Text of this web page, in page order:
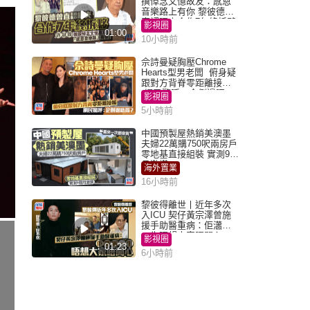
01:00
音樂路上有你 黎彼德曾
直認唔夾合作7年終拆夥
影視圈
10小時前
佘詩曼疑胸壓Chrome
Hearts型男老闆 俯身疑
跟對方背脊零距離接觸
網民驚呼：企側邊唔
得？
影視圈
5小時前
中國預製屋熱銷美澳墨
夫婦22萬購750呎兩房戶
零地基直接組裝 實測9個
月激讚
海外置業
16小時前
01:23
黎彼得離世丨近年多次
入ICU 契仔黃宗澤曾施
援手助醫重病：佢瀟灑
一生唔想大家唔開心
影視圈
6小時前